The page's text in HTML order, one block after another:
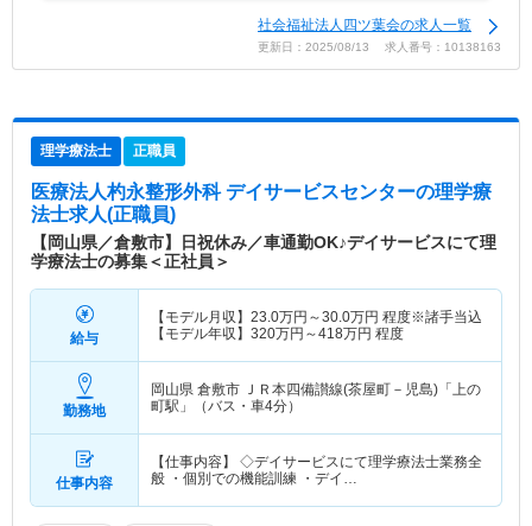
社会福祉法人四ツ葉会の求人一覧
更新日：2025/08/13 求人番号：10138163
理学療法士 正職員
医療法人杓永整形外科 デイサービスセンターの理学療
法士求人(正職員)
【岡山県／倉敷市】日祝休み／車通勤OK♪デイサービスにて理
学療法士の募集＜正社員＞
給与
【モデル月収】 23.0万円～30.0万円 程度※諸手当込
【モデル年収】 320万円～418万円 程度
勤務地
岡山県 倉敷市 ＪＲ本四備讃線(茶屋町－児島)「上の
町駅」（バス・車4分）
仕事内容
【仕事内容】 ◇デイサービスにて理学療法士業務全
般 ・個別での機能訓練 ・デイ…